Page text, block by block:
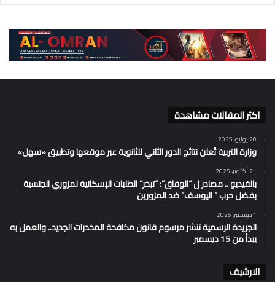
اكثر المقالات مشاهدة
20 يوليو، 2025
وزارة التربية تُعلن نتائج الدور الثاني للثانوية عبر موقعها وتطبيق «سهل»
21 أكتوبر، 2025
بالفيديو .. مصادر ل “الوفاق”: “تبخر” الطلبات الإسكانية لمزوري الجنسية
بفضل حرب ” اليوسف” ضد المزورين
1 ديسمبر، 2025
الجريدة الرسمية تنشر مرسوم قانون مكافحة المخدرات الجديد.. والعمل به
يبدأ من 15 ديسمبر
الارشيف